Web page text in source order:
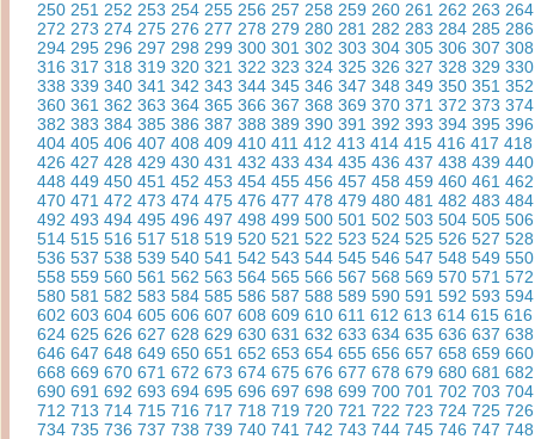
250 251 252 253 254 255 256 257 258 259 260 261 262 263 264
272 273 274 275 276 277 278 279 280 281 282 283 284 285 286
294 295 296 297 298 299 300 301 302 303 304 305 306 307 308
316 317 318 319 320 321 322 323 324 325 326 327 328 329 330
338 339 340 341 342 343 344 345 346 347 348 349 350 351 352
360 361 362 363 364 365 366 367 368 369 370 371 372 373 374
382 383 384 385 386 387 388 389 390 391 392 393 394 395 396
404 405 406 407 408 409 410 411 412 413 414 415 416 417 418
426 427 428 429 430 431 432 433 434 435 436 437 438 439 440
448 449 450 451 452 453 454 455 456 457 458 459 460 461 462
470 471 472 473 474 475 476 477 478 479 480 481 482 483 484
492 493 494 495 496 497 498 499 500 501 502 503 504 505 506
514 515 516 517 518 519 520 521 522 523 524 525 526 527 528
536 537 538 539 540 541 542 543 544 545 546 547 548 549 550
558 559 560 561 562 563 564 565 566 567 568 569 570 571 572
580 581 582 583 584 585 586 587 588 589 590 591 592 593 594
602 603 604 605 606 607 608 609 610 611 612 613 614 615 616
624 625 626 627 628 629 630 631 632 633 634 635 636 637 638
646 647 648 649 650 651 652 653 654 655 656 657 658 659 660
668 669 670 671 672 673 674 675 676 677 678 679 680 681 682
690 691 692 693 694 695 696 697 698 699 700 701 702 703 704
712 713 714 715 716 717 718 719 720 721 722 723 724 725 726
734 735 736 737 738 739 740 741 742 743 744 745 746 747 748